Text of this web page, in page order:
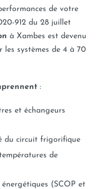
de votre
912 du 28 juillet
à Xambes est devenu
systèmes de 4 à 70
:
et échangeurs
du circuit frigorifique
de
énergétiques (SCOP et